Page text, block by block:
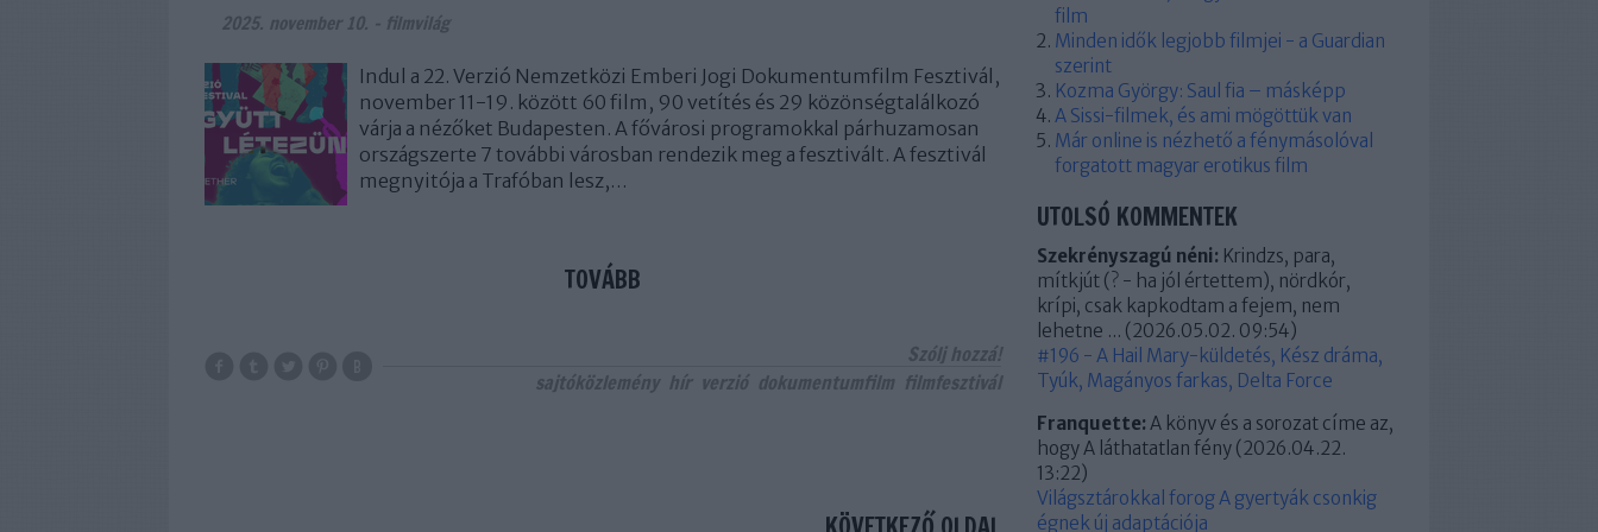
2025. november 10. - filmvilág
Indul a 22. Verzió Nemzetközi Emberi Jogi Dokumentumfilm Fesztivál,
november 11-19. között 60 film, 90 vetítés és 29 közönségtalálkozó
várja a nézőket Budapesten. A fővárosi programokkal párhuzamosan
országszerte 7 további városban rendezik meg a fesztivált. A fesztivál
megnyitója a Trafóban lesz,…
TOVÁBB
Szólj hozzá!
sajtóközlemény hír verzió dokumentumfilm filmfesztivál
film
Minden idők legjobb filmjei - a Guardian
szerint
Kozma György: Saul fia – másképp
A Sissi-filmek, és ami mögöttük van
Már online is nézhető a fénymásolóval
forgatott magyar erotikus film
UTOLSÓ KOMMENTEK
Szekrényszagú néni: Krindzs, para,
mítkjút (? - ha jól értettem), nördkór,
krípi, csak kapkodtam a fejem, nem
lehetne ... (2026.05.02. 09:54)
#196 - A Hail Mary-küldetés, Kész dráma,
Tyúk, Magányos farkas, Delta Force
Franquette: A könyv és a sorozat címe az,
hogy A láthatatlan fény (2026.04.22.
13:22)
Világsztárokkal forog A gyertyák csonkig
égnek új adaptációja